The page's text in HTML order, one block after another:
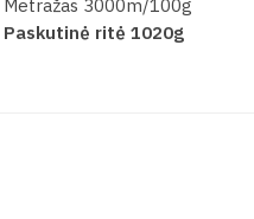
Metražas 3000m/100g
Paskutinė ritė 1020g